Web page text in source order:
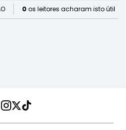
0 os leitores acharam isto útil
Instagram
Twitter
TikTok